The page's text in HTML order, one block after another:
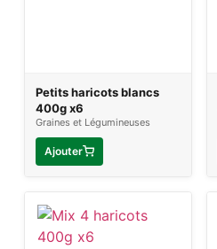
Petits haricots blancs
400g x6
Graines et Légumineuses
Ajouter